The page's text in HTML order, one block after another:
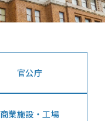
官公庁
商業施設・工場